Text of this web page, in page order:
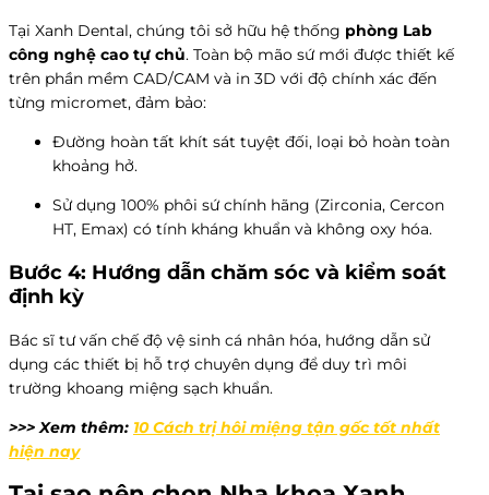
Tại Xanh Dental, chúng tôi sở hữu hệ thống phòng Lab
công nghệ cao tự chủ. Toàn bộ mão sứ mới được thiết kế
trên phần mềm CAD/CAM và in 3D với độ chính xác đến
từng micromet, đảm bảo:
Đường hoàn tất khít sát tuyệt đối, loại bỏ hoàn toàn
khoảng hở.
Sử dụng 100% phôi sứ chính hãng (Zirconia, Cercon
HT, Emax) có tính kháng khuẩn và không oxy hóa.
Bước 4: Hướng dẫn chăm sóc và kiểm soát
định kỳ
Bác sĩ tư vấn chế độ vệ sinh cá nhân hóa, hướng dẫn sử
dụng các thiết bị hỗ trợ chuyên dụng để duy trì môi
trường khoang miệng sạch khuẩn.
>>> Xem thêm: 10 Cách trị hôi miệng tận gốc tốt nhất
hiện nay